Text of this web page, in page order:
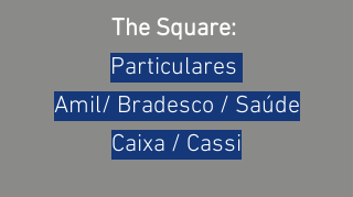
The Square:
Particulares
Amil/ Bradesco / Saúde
Caixa / Cassi